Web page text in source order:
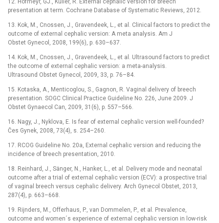
12. Hofmeyr, GJ., Kulier, R. External cephalic version for breech
presentation at term. Cochrane Database of Systematic Reviews, 2012.
13. Kok, M., Cnossen, J., Gravendeek, L., et al. Clinical factors to predict the
outcome of external cephalic version: A meta analysis. Am J
Obstet Gynecol, 2008, 199(6), p. 630–637.
14. Kok, M., Cnossen, J., Gravendeek, L., et al. Ultrasound factors to predict
the outcome of external cephalic version: a meta-analysis.
Ultrasound Obstet Gynecol, 2009, 33, p. 76–84.
15. Kotaska, A., Menticoglou, S., Gagnon, R. Vaginal delivery of breech
presentation. SOGC Clinical Practice Guideline No. 226, June 2009. J
Obstet Gynaecol Can, 2009, 31(6), p. 557–566.
16. Nagy, J., Nyklova, E. Is fear of external cephalic version well-founded?
Čes Gynek, 2008, 73(4), s. 254–260.
17. RCOG Guideline No. 20a, External cephalic version and reducing the
incidence of breech presentation, 2010.
18. Reinhard, J., Sänger, N., Hanker, L., et al. Delivery mode and neonatal
outcome after a trial of external cephalic version (ECV): a prospective trial
of vaginal breech versus cephalic delivery. Arch Gynecol Obstet, 2013,
287(4), p. 663–668.
19. Rijnders, M., Offerhaus, P., van Dommelen, P., et al. Prevalence,
outcome and women´s experience of external cephalic version in low-risk